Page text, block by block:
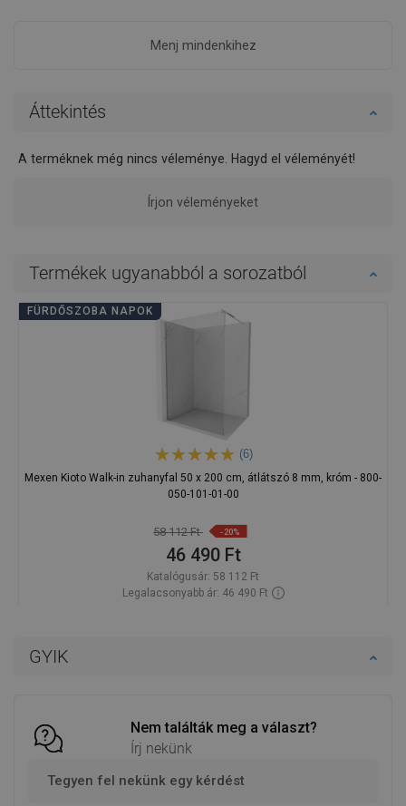
Menj mindenkihez
GYIK
Nem találták meg a választ?
Írj nekünk
Tegyen fel nekünk egy kérdést
Áttekintés
A terméknek még nincs véleménye. Hagyd el véleményét!
Írjon véleményeket
Termékek ugyanabból a sorozatból
FÜRDŐSZOBA NAPOK
(6)
Mexen Kioto Walk-in zuhanyfal 50 x 200 cm, átlátszó 8 mm, króm - 800-
050-101-01-00
58 112 Ft -20%
46 490 Ft
Katalógusár: 58 112 Ft
Legalacsonyabb ár: 46 490 Ft